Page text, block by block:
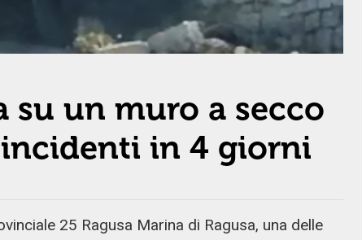
su un muro a secco
incidenti in 4 giorni
25 Ragusa Marina di Ragusa, una delle